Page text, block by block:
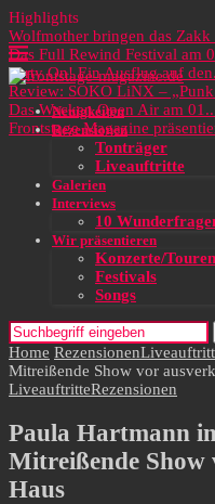
Highlights
Wolfmother bringen das
Das Full Rewind Festival am
Party On! Ein Ausflug auf
Review: SOKO LiNX – „Punk
Das Wacken Open Air am
Frontstage Magazine
Neuigkeiten
Rezensionen
Tonträger
Liveauftritte
Galerien
Interviews
10
Wir präsentieren
Konzerte/Touren
Festivals
Songs
Home Rezensionen
Mitreißende Show vor
LiveauftritteRezensionen
Paula Hartmann
Mitreißende Show
Haus